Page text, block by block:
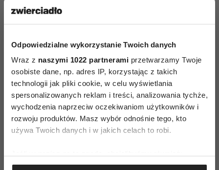
Odpowiedzialne wykorzystanie Twoich danych
Wraz z naszymi 1022 partnerami przetwarzamy Twoje
osobiste dane, np. adres IP, korzystając z takich
technologii jak pliki cookie, w celu wyświetlania
spersonalizowanych reklam i treści, analizowania tychże,
wychodzenia naprzeciw oczekiwaniom użytkowników i
rozwoju produktów. Masz wybór odnośnie tego, kto
używa Twoich danych i w jakich celach to robi.
Gromadzić dane dotyczące Twojej lokalizacji
działania immunomodulującego, czyli nie ma
do 13 proc. Czyli… o pół dnia. A dodatkowo
obciąża osłabiony organizm. Bo wątroba musi
witaminę zmetabolizować, a nerki – wydalić.
Mówiła Pani, że próbowała wdrażać program
budowania odporności. Na czym on polega?
To po prostu wyrabianie dobrych nawyków.
odporności”, to będzie się działo naturalnie.